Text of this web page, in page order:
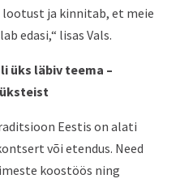
lootust ja kinnitab, et meie
edasi,“ lisas Vals.
üks läbiv teema –
Eestis on alati
või etendus. Need
koostöös ning